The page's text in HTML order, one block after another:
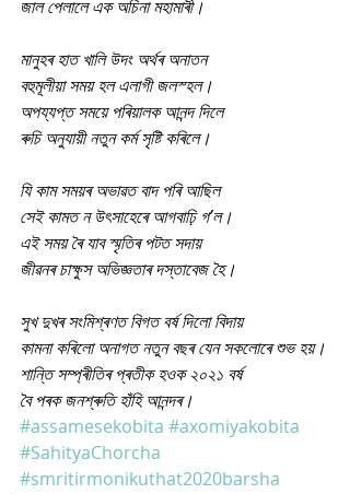
জাল পেলালে এক অচিনা মহামাৰী‌।
‌মানুহৰ হাত খালি উদং অৰ্থৰ অনাতন
বহুমূলীয়া সময় হল এলাগী‌ জল‌স্হল।
‌অপয্যপ্ত সময়ে পৰিয়ালক‌‌ আনন্দ দিলে
ৰুচি অনুযায়ী নতুন কৰ্ম সৃষ্টি কৰিলে।
যি কাম সময়ৰ অভাৱত বাদ‌ পৰি আছিল
সেই কামত ন উৎসাহেৰে আগবাঢ়ি গ’ল।
এই সময় ৰৈ যাব স্মৃতিৰ পটত‌‌ সদায়
জীৱনৰ চাক্ষুস অভিজ্ঞতাৰ দস্তাবেজ হৈ।
সুখ দুখৰ সংমিশ্ৰণত বিগত বৰ্ষ দিলো‌ বিদায়
কামনা কৰিলো অনাগত নতুন বছৰ যেন সকলোৰে‌ শুভ হয়।
শান্তি সম্প্ৰীতিৰ প্ৰতীক হওক ২০২১ বৰ্ষ
বৈ পৰক জনশ্ৰুতি হাঁহি আনন্দৰ‌।
#assamesekobita #axomiyakobita
#SahityaChorcha
#smritirmonikuthat2020barsha